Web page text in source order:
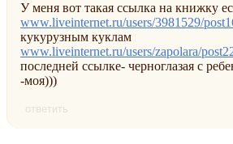
У меня вот такая ссылка на книжку
www.liveinternet.ru/users/3981529/
кукурузным куклам
www.liveinternet.ru/users/zapolara/
последней ссылке- черноглазая с
-моя)))
ответить